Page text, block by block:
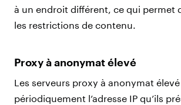
à un endroit différent, ce qui permet
les restrictions de contenu.
Proxy à anonymat élevé
Les serveurs proxy à anonymat
périodiquement l’adresse IP qu’ils